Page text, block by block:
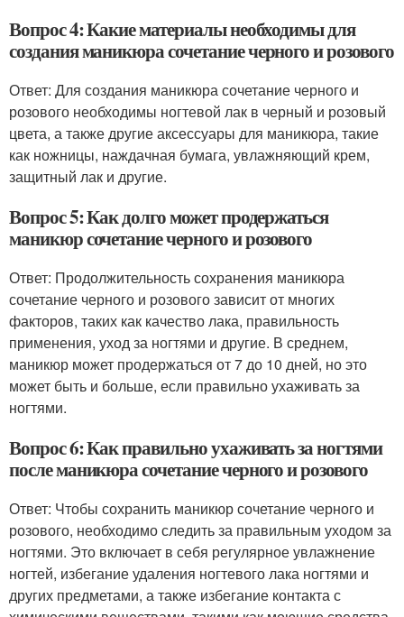
Вопрос 4: Какие материалы необходимы для
создания маникюра сочетание черного и розового
Ответ: Для создания маникюра сочетание черного и
розового необходимы ногтевой лак в черный и розовый
цвета, а также другие аксессуары для маникюра, такие
как ножницы, наждачная бумага, увлажняющий крем,
защитный лак и другие.
Вопрос 5: Как долго может продержаться
маникюр сочетание черного и розового
Ответ: Продолжительность сохранения маникюра
сочетание черного и розового зависит от многих
факторов, таких как качество лака, правильность
применения, уход за ногтями и другие. В среднем,
маникюр может продержаться от 7 до 10 дней, но это
может быть и больше, если правильно ухаживать за
ногтями.
Вопрос 6: Как правильно ухаживать за ногтями
после маникюра сочетание черного и розового
Ответ: Чтобы сохранить маникюр сочетание черного и
розового, необходимо следить за правильным уходом за
ногтями. Это включает в себя регулярное увлажнение
ногтей, избегание удаления ногтевого лака ногтями и
других предметами, а также избегание контакта с